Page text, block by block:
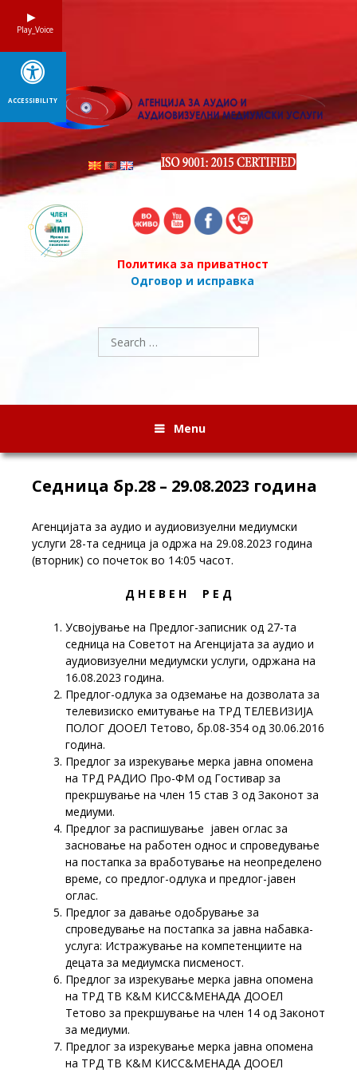
Политика за приватност
Одговор и исправка
Search
for:
Menu
Седница бр.28 – 29.08.2023 година
Агенцијата за аудио и аудиовизуелни медиумски
услуги 28-та седница ја одржа на 29.08.2023 година
(вторник) со почеток во 14:05 часот.
Д Н Е В Е Н Р Е Д
Усвојување на Предлог-записник од 27-та
седница на Советот на Агенцијата за аудио и
аудиовизуелни медиумски услуги, одржана на
16.08.2023 година.
Предлог-одлука за одземање на дозволата за
телевизиско емитување на ТРД ТЕЛЕВИЗИЈА
ПОЛОГ ДООЕЛ Тетово, бр.08-354 од 30.06.2016
година.
Предлог за изрекување мерка јавна опомена
на ТРД РАДИО Про-ФМ од Гостивар за
прекршување на член 15 став 3 од Законот за
медиуми.
Предлог за распишување јавен оглас за
засновање на работен однос и спроведување
на постапка за вработување на неопределено
време, со предлог-одлука и предлог-јавен
оглас.
Предлог за давање одобрување за
спроведување на постапка за јавна набавка-
услуга: Истражување на компетенциите на
децата за медиумска писменост.
Предлог за изрекување мерка јавна опомена
на ТРД ТВ К&М КИСС&МЕНАДА ДООЕЛ
Тетово за прекршување на член 14 од Законот
за медиуми.
Предлог за изрекување мерка јавна опомена
на ТРД ТВ К&М КИСС&МЕНАДА ДООЕЛ
Play_Voice
ACCESSIBILITY